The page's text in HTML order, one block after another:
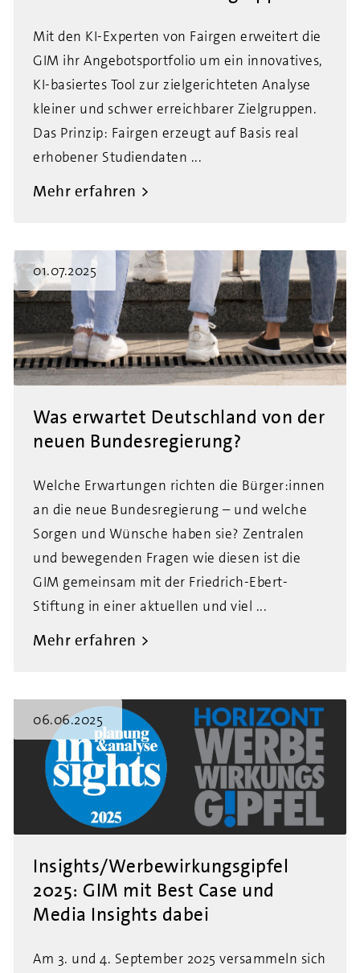
Mit den KI-Experten von Fairgen erweitert die
GIM ihr Angebotsportfolio um ein innovatives,
KI-basiertes Tool zur zielgerichteten Analyse
kleiner und schwer erreichbarer Zielgruppen.
Das Prinzip: Fairgen erzeugt auf Basis real
erhobener Studiendaten ...
Mehr erfahren
01.07.2025
Was erwartet Deutschland von der
neuen Bundesregierung?
Welche Erwartungen richten die Bürger:innen
an die neue Bundesregierung – und welche
Sorgen und Wünsche haben sie? Zentralen
und bewegenden Fragen wie diesen ist die
GIM gemeinsam mit der Friedrich-Ebert-
Stiftung in einer aktuellen und viel ...
Mehr erfahren
06.06.2025
Insights/Werbewirkungsgipfel
2025: GIM mit Best Case und
Media Insights dabei
Am 3. und 4. September 2025 versammeln sich